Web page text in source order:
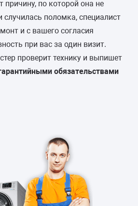
по которой она не
случилась поломка, специалист
и с вашего согласия
при вас за один визит.
проверит технику и выпишет
обязательствами